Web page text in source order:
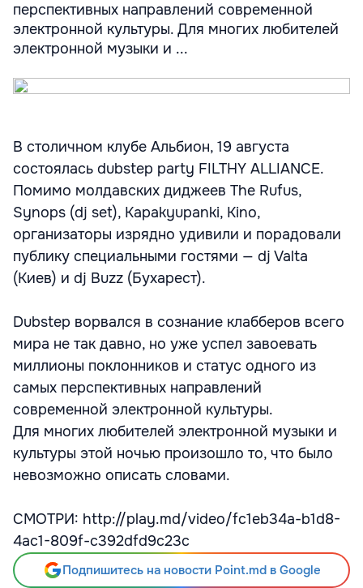
перспективных направлений современной
электронной культуры. Для многих любителей
электронной музыки и ...
В столичном клубе Альбион, 19 августа
состоялась dubstep party FILTHY ALLIANCE.
Помимо молдавских диджеев The Rufus,
Synops (dj set), Kapakyupanki, Kino,
организаторы изрядно удивили и порадовали
публику специальными гостями — dj Valta
(Киев) и dj Buzz (Бухарест).
Dubstep ворвался в сознание клабберов всего
мира не так давно, но уже успел завоевать
миллионы поклонников и статус одного из
самых перспективных направлений
современной электронной культуры.
Для многих любителей электронной музыки и
культуры этой ночью произошло то, что было
невозможно описать словами.
СМОТРИ: http://play.md/video/fc1eb34a-b1d8-
4ac1-809f-c392dfd9c23c
Подпишитесь на новости Point.md в Google